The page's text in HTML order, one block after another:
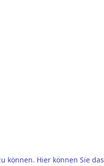
können. Hier können Sie das